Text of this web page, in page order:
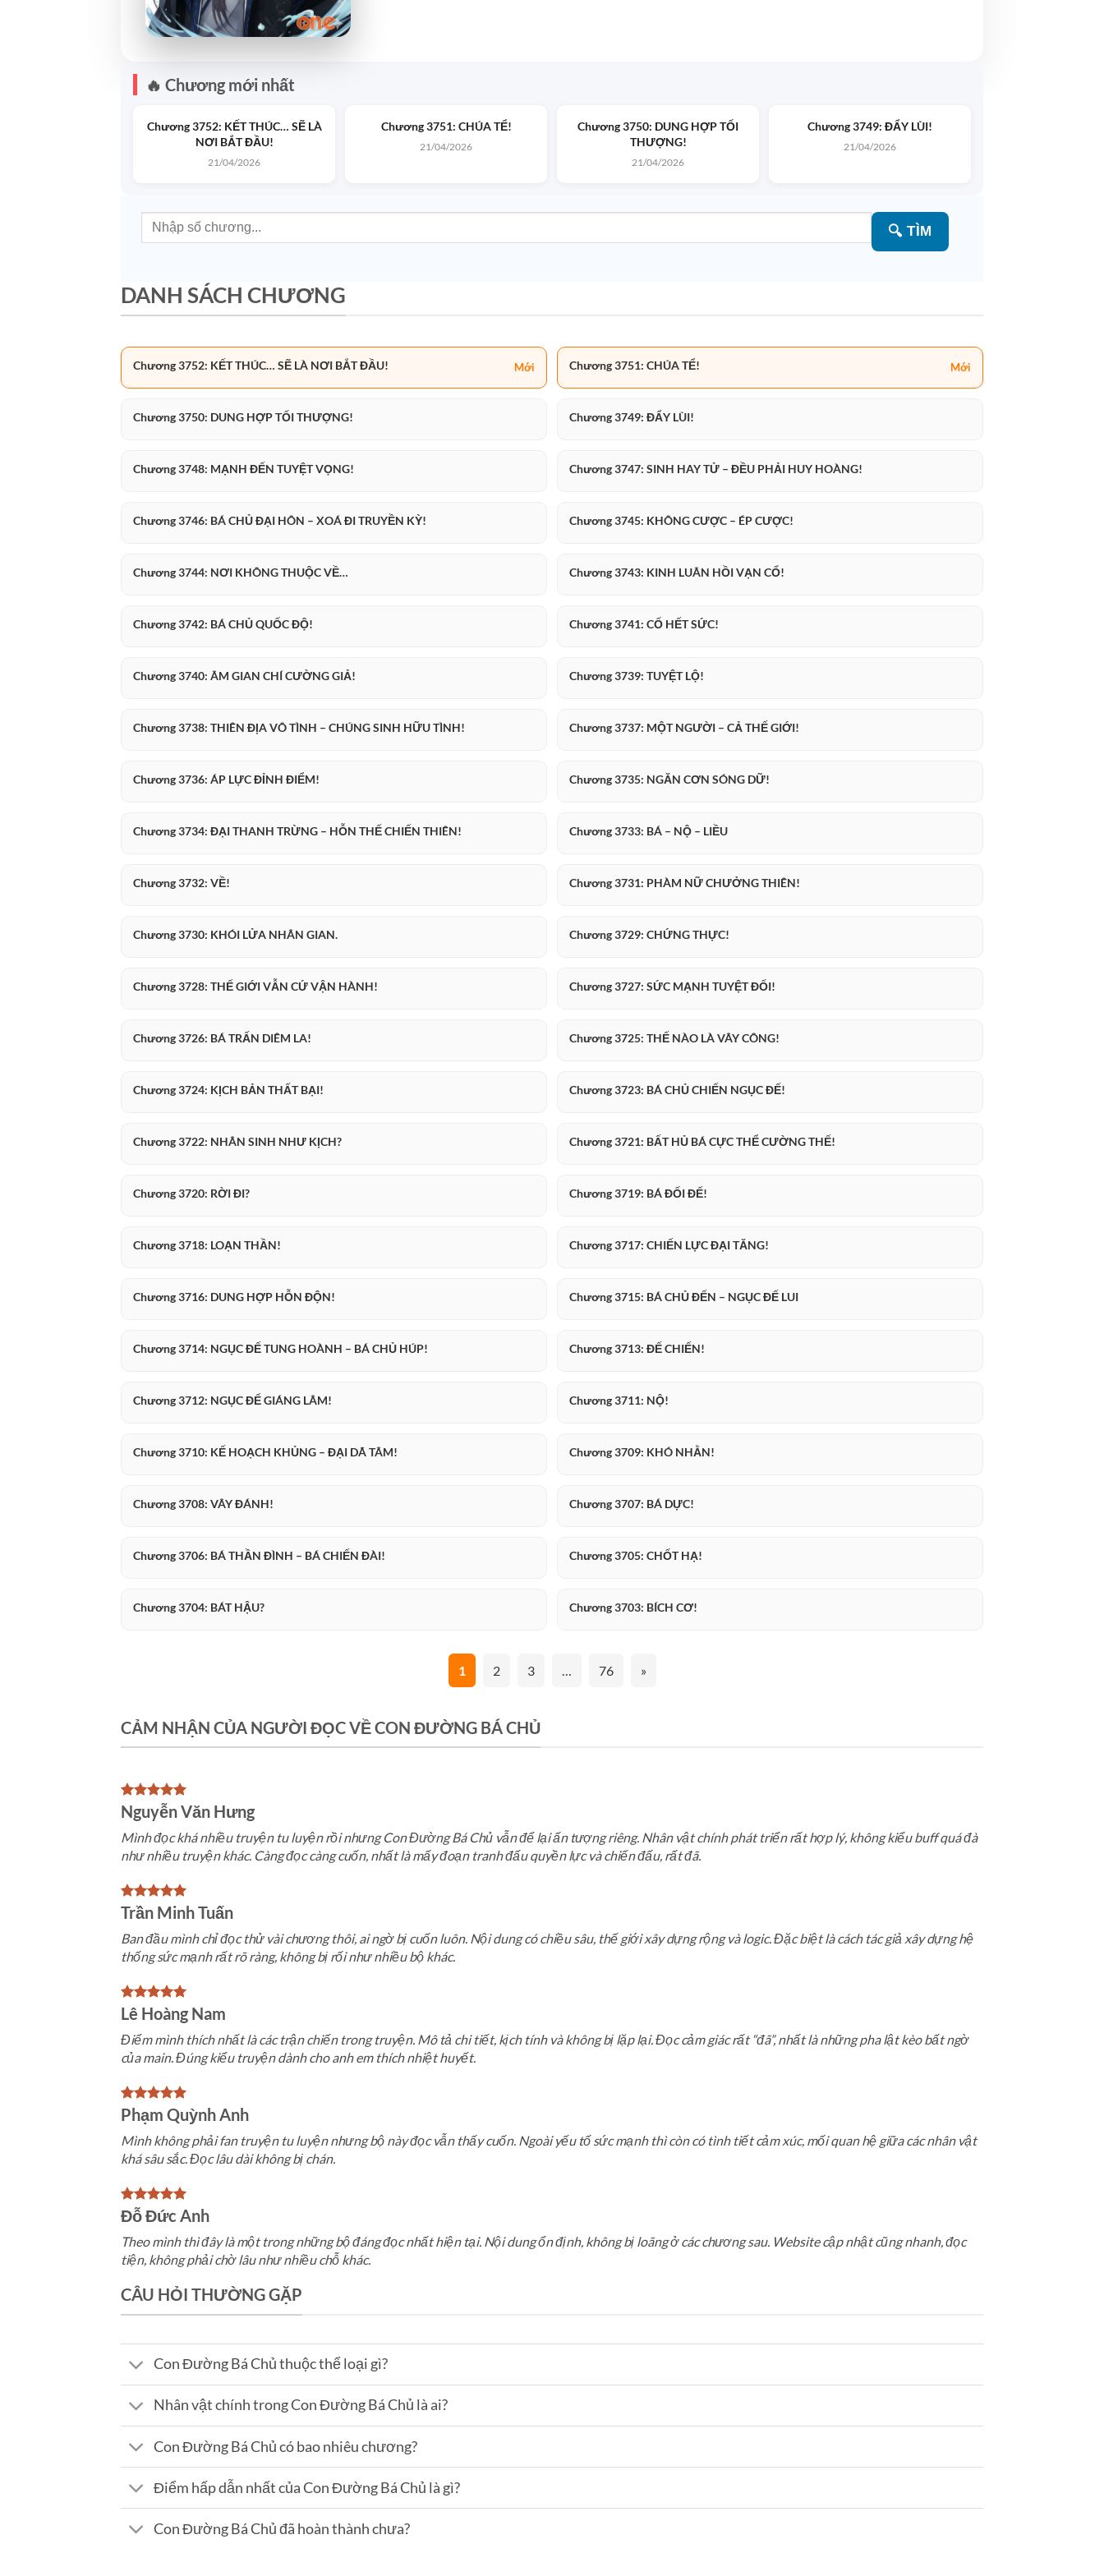
🔥 Chương mới nhất
Chương 3752: KẾT THÚC… SẼ LÀ
NƠI BẮT ĐẦU!
21/04/2026
Chương 3751: CHÚA TỂ!
21/04/2026
Chương 3750: DUNG HỢP TỐI
THƯỢNG!
21/04/2026
Chương 3749: ĐẨY LÙI!
21/04/2026
🔍 TÌM
DANH SÁCH CHƯƠNG
Chương 3752: KẾT THÚC… SẼ LÀ NƠI BẮT ĐẦU! Mới Chương 3751: CHÚA TỂ! Mới
Chương 3750: DUNG HỢP TỐI THƯỢNG! Chương 3749: ĐẨY LÙI!
Chương 3748: MẠNH ĐẾN TUYỆT VỌNG! Chương 3747: SINH HAY TỬ – ĐỀU PHẢI HUY HOÀNG!
Chương 3746: BÁ CHỦ ĐẠI HÔN – XOÁ ĐI TRUYỀN KỲ! Chương 3745: KHÔNG CƯỢC – ÉP CƯỢC!
Chương 3744: NƠI KHÔNG THUỘC VỀ… Chương 3743: KINH LUÂN HỒI VẠN CỔ!
Chương 3742: BÁ CHỦ QUỐC ĐỘ! Chương 3741: CỐ HẾT SỨC!
Chương 3740: ÂM GIAN CHÍ CƯỜNG GIẢ! Chương 3739: TUYỆT LỘ!
Chương 3738: THIÊN ĐỊA VÔ TÌNH – CHÚNG SINH HỮU TÌNH! Chương 3737: MỘT NGƯỜI – CẢ THẾ GIỚI!
Chương 3736: ÁP LỰC ĐỈNH ĐIỂM! Chương 3735: NGĂN CƠN SÓNG DỮ!
Chương 3734: ĐẠI THANH TRỪNG – HỖN THẾ CHIẾN THIÊN! Chương 3733: BÁ – NỘ – LIỀU
Chương 3732: VỀ! Chương 3731: PHÀM NỮ CHƯỞNG THIÊN!
Chương 3730: KHÓI LỬA NHÂN GIAN. Chương 3729: CHỨNG THỰC!
Chương 3728: THẾ GIỚI VẪN CỨ VẬN HÀNH! Chương 3727: SỨC MẠNH TUYỆT ĐỐI!
Chương 3726: BÁ TRẤN DIÊM LA! Chương 3725: THẾ NÀO LÀ VÂY CÔNG!
Chương 3724: KỊCH BẢN THẤT BẠI! Chương 3723: BÁ CHỦ CHIẾN NGỤC ĐẾ!
Chương 3722: NHÂN SINH NHƯ KỊCH? Chương 3721: BẤT HỦ BÁ CỰC THỂ CƯỜNG THẾ!
Chương 3720: RỜI ĐI? Chương 3719: BÁ ĐỐI ĐẾ!
Chương 3718: LOẠN THẦN! Chương 3717: CHIẾN LỰC ĐẠI TĂNG!
Chương 3716: DUNG HỢP HỖN ĐỘN! Chương 3715: BÁ CHỦ ĐẾN – NGỤC ĐẾ LUI
Chương 3714: NGỤC ĐẾ TUNG HOÀNH – BÁ CHỦ HÚP! Chương 3713: ĐẾ CHIẾN!
Chương 3712: NGỤC ĐẾ GIÁNG LÂM! Chương 3711: NỘ!
Chương 3710: KẾ HOẠCH KHỦNG – ĐẠI DÃ TÂM! Chương 3709: KHÓ NHẰN!
Chương 3708: VÂY ĐÁNH! Chương 3707: BÁ DỰC!
Chương 3706: BÁ THẦN ĐÌNH – BÁ CHIẾN ĐÀI! Chương 3705: CHỐT HẠ!
Chương 3704: BÁT HẬU? Chương 3703: BÍCH CƠ!
1 2 3 76 »
CẢM NHẬN CỦA NGƯỜI ĐỌC VỀ CON ĐƯỜNG BÁ CHỦ
Nguyễn Văn Hưng
Mình đọc khá nhiều truyện tu luyện rồi nhưng Con Đường Bá Chủ vẫn để lại ấn tượng riêng. Nhân vật chính phát triển rất hợp lý, không kiểu buff quá đà
như nhiều truyện khác. Càng đọc càng cuốn, nhất là mấy đoạn tranh đấu quyền lực và chiến đấu, rất đã.
Trần Minh Tuấn
Ban đầu mình chỉ đọc thử vài chương thôi, ai ngờ bị cuốn luôn. Nội dung có chiều sâu, thế giới xây dựng rộng và logic. Đặc biệt là cách tác giả xây dựng hệ
thống sức mạnh rất rõ ràng, không bị rối như nhiều bộ khác.
Lê Hoàng Nam
Điểm mình thích nhất là các trận chiến trong truyện. Mô tả chi tiết, kịch tính và không bị lặp lại. Đọc cảm giác rất “đã”, nhất là những pha lật kèo bất ngờ
của main. Đúng kiểu truyện dành cho anh em thích nhiệt huyết.
Phạm Quỳnh Anh
Mình không phải fan truyện tu luyện nhưng bộ này đọc vẫn thấy cuốn. Ngoài yếu tố sức mạnh thì còn có tình tiết cảm xúc, mối quan hệ giữa các nhân vật
khá sâu sắc. Đọc lâu dài không bị chán.
Đỗ Đức Anh
Theo mình thì đây là một trong những bộ đáng đọc nhất hiện tại. Nội dung ổn định, không bị loãng ở các chương sau. Website cập nhật cũng nhanh, đọc
tiện, không phải chờ lâu như nhiều chỗ khác.
CÂU HỎI THƯỜNG GẶP
Con Đường Bá Chủ thuộc thể loại gì?
Nhân vật chính trong Con Đường Bá Chủ là ai?
Con Đường Bá Chủ có bao nhiêu chương?
Điểm hấp dẫn nhất của Con Đường Bá Chủ là gì?
Con Đường Bá Chủ đã hoàn thành chưa?